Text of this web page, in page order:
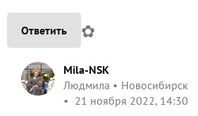
Ответить ✿
Mila-NSK
Людмила
Новосибирск
21 ноября 2022, 14:30